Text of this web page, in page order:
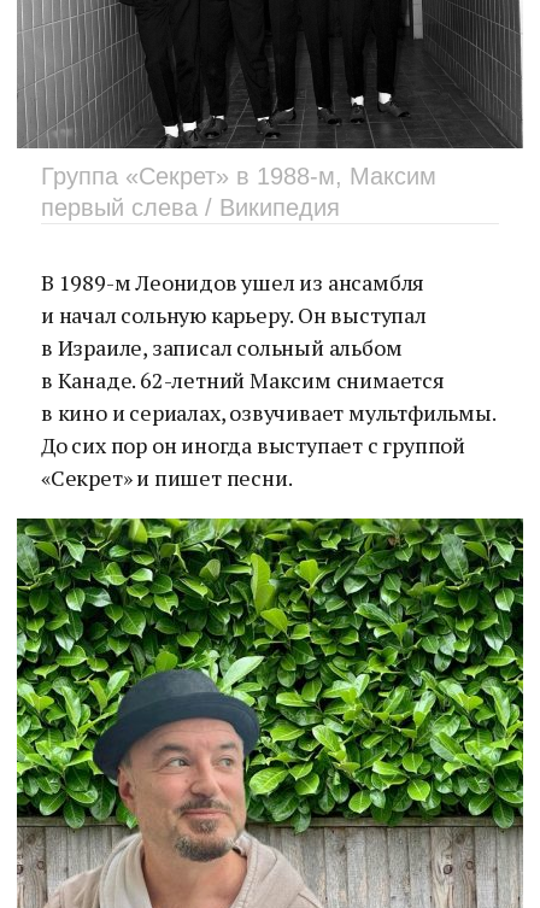
Группа «Секрет» в 1988-м, Максим
первый слева / Википедия
В 1989-м Леонидов ушел из ансамбля
и начал сольную карьеру. Он выступал
в Израиле, записал сольный альбом
в Канаде. 62-летний Максим снимается
в кино и сериалах, озвучивает мультфильмы.
До сих пор он иногда выступает с группой
«Секрет» и пишет песни.